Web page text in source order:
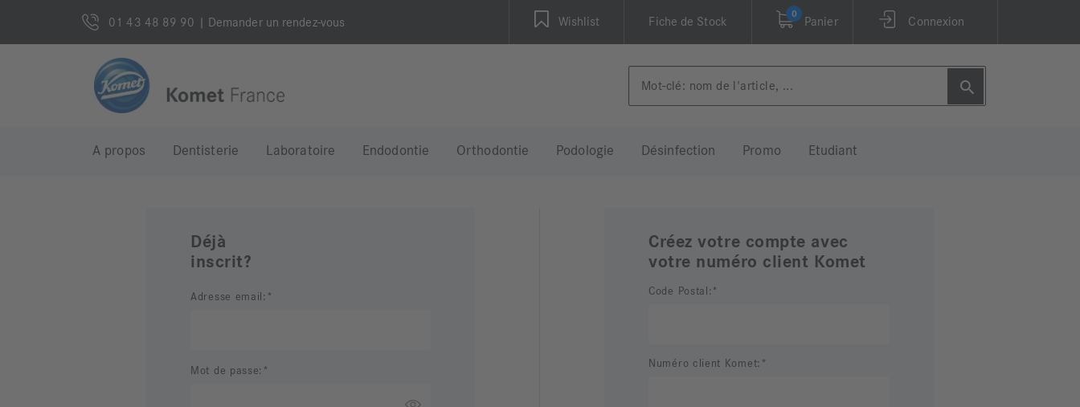
01 43 48 89 90 | Demander un rendez-vous Wishlist Fiche de Stock
0
Panier Connexion
A propos Dentisterie Laboratoire Endodontie Orthodontie Podologie Désinfection Promo Etudiant
Déjà
inscrit?
Adresse email:
Mot de passe:
Créez votre compte avec
votre numéro client Komet
Code Postal:
Numéro client Komet: